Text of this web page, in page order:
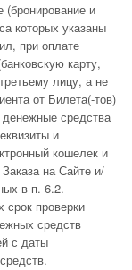
и
которых указаны
при оплате
карту,
лицу, а не
от Билета(-тов)
средства
и
кошелек и
на Сайте и/
в п. 6.2.
срок проверки
средств
с даты